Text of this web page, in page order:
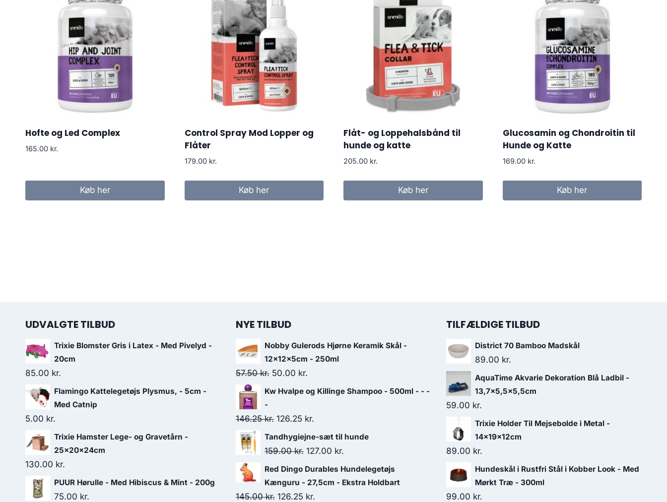
Hofte og Led Complex
165.00 kr.
Køb her
Control Spray Mod Lopper og
Flåter
179.00 kr.
Køb her
Flåt- og Loppehalsbånd til
hunde og katte
205.00 kr.
Køb her
Glucosamin og Chondroitin til
Hunde og Katte
169.00 kr.
Køb her
UDVALGTE TILBUD
Trixie Blomster Gris i Latex - Med Pivelyd -
20cm
85.00 kr.
Flamingo Kattelegetøjs Plysmus, - 5cm -
Med Catnip
5.00 kr.
Trixie Hamster Lege- og Gravetårn -
25x20x24cm
130.00 kr.
PUUR Hørulle - Med Hibiscus & Mint - 200g
75.00 kr.
NYE TILBUD
Nobby Gulerods Hjørne Keramik Skål -
12x12x5cm - 250ml
57.50kr. Den
oprindelige
var:
57.50 kr..
50.00 kr.
aktuelle
er:
50.00 kr..
Kw Hvalpe og Killinge Shampoo - 500ml - - -
-
146.25kr. Den
oprindelige
pris
146.25 kr..
126.25 kr.
aktuelle
pris
126.25 kr..
Tandhygiejne-sæt til hunde
159.00kr. Den
oprindelige
pris
var:
127.00 kr.
aktuelle
pris
Red Dingo Durables Hundelegetøjs
Kænguru - 27,5cm - Ekstra Holdbart
145.00kr. Den
126.25 kr.
TILFÆLDIGE TILBUD
District 70 Bamboo Madskål
89.00 kr.
AquaTime Akvarie Dekoration Blå Ladbil -
13,7x5,5x5,5cm
59.00 kr.
Trixie Holder Til Mejsebolde i Metal -
14x19x12cm
89.00 kr.
Hundeskål i Rustfri Stål i Kobber Look - Med
Mørkt Træ - 300ml
99.00 kr.